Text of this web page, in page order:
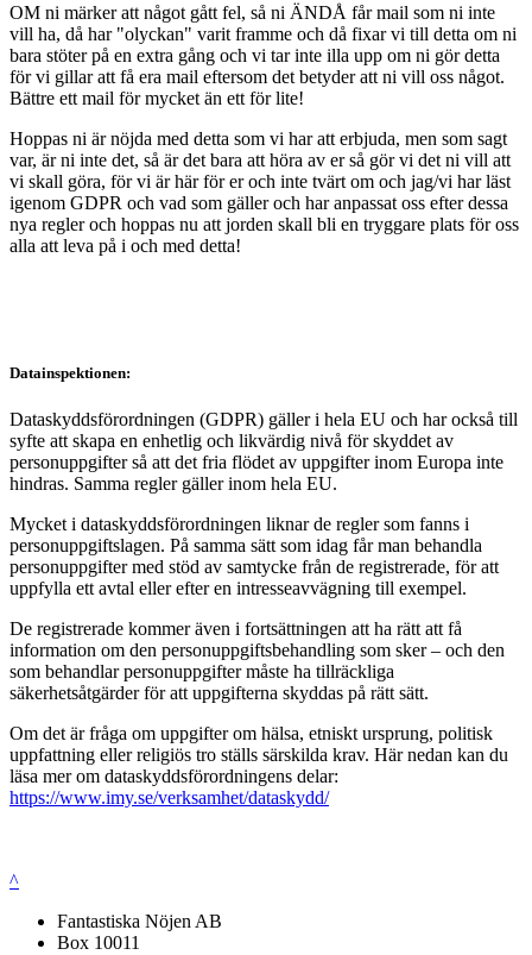
OM ni märker att något gått fel, så ni ÄNDÅ får mail som ni inte
vill ha, då har "olyckan" varit framme och då fixar vi till detta om ni
bara stöter på en extra gång och vi tar inte illa upp om ni gör detta
för vi gillar att få era mail eftersom det betyder att ni vill oss något.
Bättre ett mail för mycket än ett för lite!
Hoppas ni är nöjda med detta som vi har att erbjuda, men som sagt
var, är ni inte det, så är det bara att höra av er så gör vi det ni vill att
vi skall göra, för vi är här för er och inte tvärt om och jag/vi har läst
igenom GDPR och vad som gäller och har anpassat oss efter dessa
nya regler och hoppas nu att jorden skall bli en tryggare plats för oss
alla att leva på i och med detta!
Datainspektionen:
Dataskyddsförordningen (GDPR) gäller i hela EU och har också till
syfte att skapa en enhetlig och likvärdig nivå för skyddet av
personuppgifter så att det fria flödet av uppgifter inom Europa inte
hindras. Samma regler gäller inom hela EU.
Mycket i dataskyddsförordningen liknar de regler som fanns i
personuppgiftslagen. På samma sätt som idag får man behandla
personuppgifter med stöd av samtycke från de registrerade, för att
uppfylla ett avtal eller efter en intresseavvägning till exempel.
De registrerade kommer även i fortsättningen att ha rätt att få
information om den personuppgiftsbehandling som sker – och den
som behandlar personuppgifter måste ha tillräckliga
säkerhetsåtgärder för att uppgifterna skyddas på rätt sätt.
Om det är fråga om uppgifter om hälsa, etniskt ursprung, politisk
uppfattning eller religiös tro ställs särskilda krav. Här nedan kan du
läsa mer om dataskyddsförordningens delar:
https://www.imy.se/verksamhet/dataskydd/
^
Fantastiska Nöjen AB
Box 10011